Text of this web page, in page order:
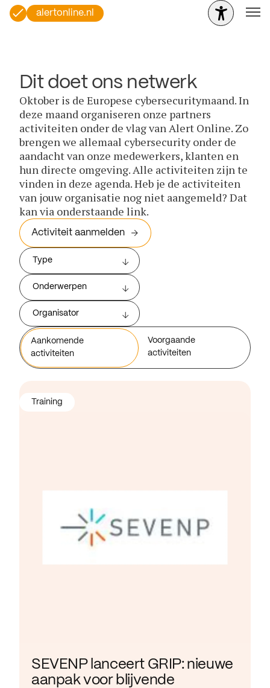
alertonline.nl
Dit doet ons netwerk
Oktober is de Europese cybersecuritymaand. In
deze maand organiseren onze partners
activiteiten onder de vlag van Alert Online. Zo
brengen we allemaal cybersecurity onder de
aandacht van onze medewerkers, klanten en
hun directe omgeving. Alle activiteiten zijn te
vinden in deze agenda. Heb je de activiteiten
van jouw organisatie nog niet aangemeld? Dat
kan via onderstaande link.
Activiteit aanmelden
Type
Onderwerpen
Organisator
Aankomende
activiteiten
Voorgaande
activiteiten
SEVENP lanceert GRIP: nieuwe
aanpak voor blijvende
Training